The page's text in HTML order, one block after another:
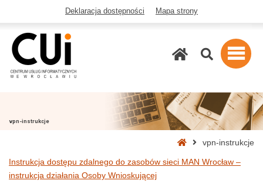
Deklaracja dostępności Mapa strony
Szukaj
vpn-instrukcje
Stronavpn-instrukcje
Instrukcja dostępu zdalnego do zasobów sieci MAN Wrocław –
instrukcja działania Osoby Wnioskującej